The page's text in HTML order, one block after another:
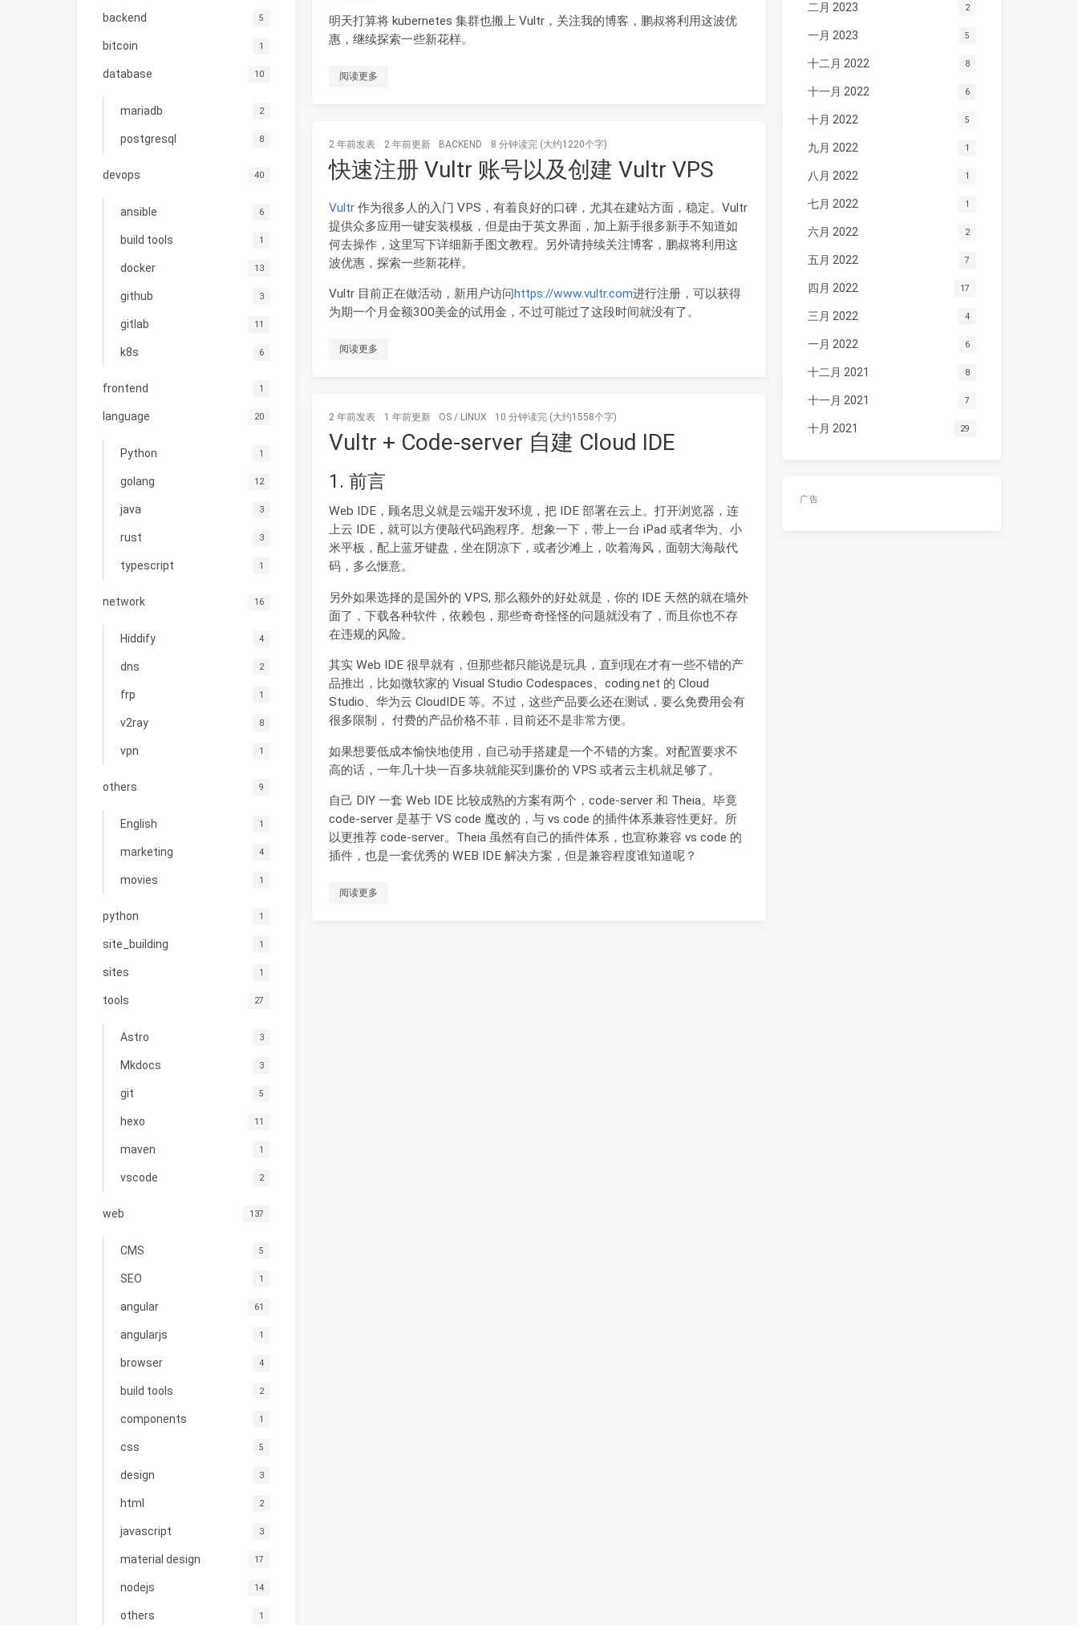
明天打算将 kubernetes 集群也搬上 Vultr，关注我的博客，鹏叔将利用这波优
惠，继续探索一些新花样。
阅读更多
2 年前发表 2 年前更新 BACKEND 8 分钟读完 (大约1220个字)
快速注册 Vultr 账号以及创建 Vultr VPS
Vultr 作为很多人的入门 VPS，有着良好的口碑，尤其在建站方面，稳定。Vultr
提供众多应用一键安装模板，但是由于英文界面，加上新手很多新手不知道如
何去操作，这里写下详细新手图文教程。另外请持续关注博客，鹏叔将利用这
波优惠，探索一些新花样。
Vultr 目前正在做活动，新用户访问 https://www.vultr.com进行注册，可以获得
为期一个月金额300美金的试用金，不过可能过了这段时间就没有了。
阅读更多
2 年前发表 1 年前更新 OS / LINUX 10 分钟读完 (大约1558个字)
Vultr + Code-server 自建 Cloud IDE
1. 前言
Web IDE，顾名思义就是云端开发环境，把 IDE 部署在云上。打开浏览器，连
上云 IDE，就可以方便敲代码跑程序。想象一下，带上一台 iPad 或者华为、小
米平板，配上蓝牙键盘，坐在阴凉下，或者沙滩上，吹着海风，面朝大海敲代
码，多么惬意。
另外如果选择的是国外的 VPS, 那么额外的好处就是，你的 IDE 天然的就在墙外
面了，下载各种软件，依赖包，那些奇奇怪怪的问题就没有了，而且你也不存
在违规的风险。
其实 Web IDE 很早就有，但那些都只能说是玩具，直到现在才有一些不错的产
品推出，比如微软家的 Visual Studio Codespaces、coding.net 的 Cloud
Studio、华为云 CloudIDE 等。不过，这些产品要么还在测试，要么免费用会有
很多限制， 付费的产品价格不菲，目前还不是非常方便。
如果想要低成本愉快地使用，自己动手搭建是一个不错的方案。对配置要求不
高的话，一年几十块一百多块就能买到廉价的 VPS 或者云主机就足够了。
自己 DIY 一套 Web IDE 比较成熟的方案有两个，code-server 和 Theia。毕竟
code-server 是基于 VS code 魔改的，与 vs code 的插件体系兼容性更好。所
以更推荐 code-server。Theia 虽然有自己的插件体系，也宣称兼容 vs code 的
插件，也是一套优秀的 WEB IDE 解决方案，但是兼容程度谁知道呢？
阅读更多
backend 5
bitcoin 1
database 10
mariadb 2
postgresql 8
devops 40
ansible 6
build tools 1
docker 13
github 3
gitlab 11
k8s 6
frontend 1
language 20
Python 1
golang 12
java 3
rust 3
typescript 1
network 16
Hiddify 4
dns 2
frp 1
v2ray 8
vpn 1
others 9
English 1
marketing 4
movies 1
python 1
site_building 1
sites 1
tools 27
Astro 3
Mkdocs 3
git 5
hexo 11
maven 1
vscode 2
web 137
CMS 5
SEO 1
angular 61
angularjs 1
browser 4
build tools 2
components 1
css 5
design 3
html 2
javascript 3
material design 17
nodejs 14
others 1
二月 2023 2
一月 2023 5
十二月 2022 8
十一月 2022 6
十月 2022 5
九月 2022 1
八月 2022 1
七月 2022 1
六月 2022 2
五月 2022 7
四月 2022 17
三月 2022 4
一月 2022 6
十二月 2021 8
十一月 2021 7
十月 2021 29
广告